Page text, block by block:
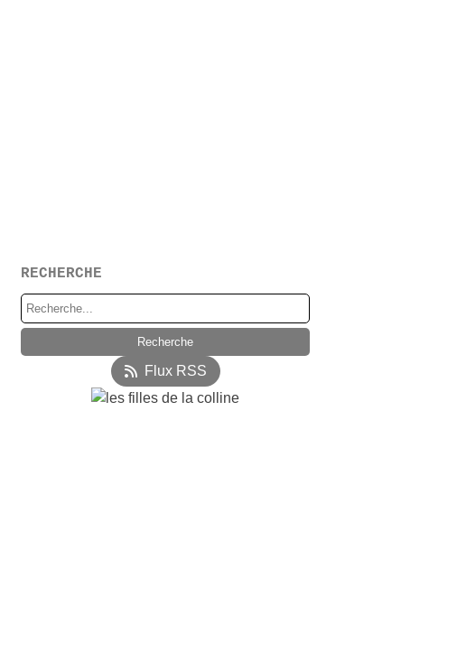
RECHERCHE
Flux RSS